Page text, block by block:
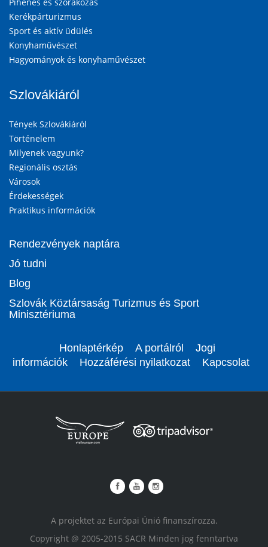
Kerékpárturizmus
Sport és aktív üdülés
Konyhaművészet
Hagyományok és konyhaművészet
Szlovákiáról
Tények Szlovákiáról
Történelem
Milyenek vagyunk?
Regionális osztás
Városok
Érdekességek
Praktikus információk
Rendezvények naptára
Jó tudni
Blog
Szlovák Köztársaság Turizmus és Sport
Minisztériuma
Honlaptérkép A portálról
Jogi
információk
Hozzáférési nyilatkozat Kapcsolat
A projektet az Európai Únió finanszírozza.
Copyright @ 2005-2015 SACR Minden jog fenntartva